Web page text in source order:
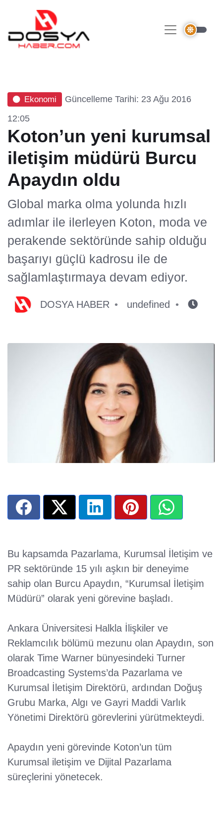
Ekonomi
Güncelleme Tarihi: 23 Ağu 2016
12:05
Koton’un yeni kurumsal
iletişim müdürü Burcu
Apaydın oldu
Global marka olma yolunda hızlı
adımlar ile ilerleyen Koton, moda ve
perakende sektöründe sahip olduğu
başarıyı güçlü kadrosu ile de
sağlamlaştırmaya devam ediyor.
DOSYA HABER undefined
Bu kapsamda Pazarlama, Kurumsal İletişim ve
PR sektöründe 15 yılı aşkın bir deneyime
sahip olan Burcu Apaydın, “Kurumsal İletişim
Müdürü” olarak yeni görevine başladı.
Ankara Üniversitesi Halkla İlişkiler ve
Reklamcılık bölümü mezunu olan Apaydın, son
olarak Time Warner bünyesindeki Turner
Broadcasting Systems’da Pazarlama ve
Kurumsal İletişim Direktörü, ardından Doğuş
Grubu Marka, Algı ve Gayri Maddi Varlık
Yönetimi Direktörü görevlerini yürütmekteydi.
Apaydın yeni görevinde Koton’un tüm
Kurumsal iletişim ve Dijital Pazarlama
süreçlerini yönetecek.